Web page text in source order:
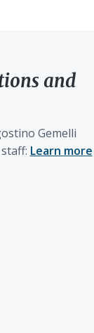
and
Gemelli
Learn more